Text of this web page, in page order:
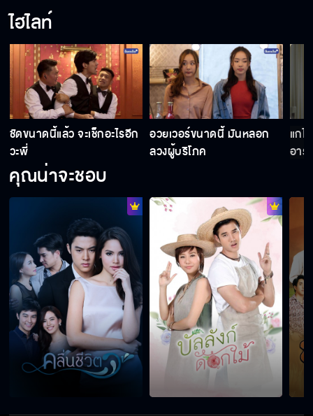
ไฮไลท์
ชัดขนาดนี้แล้ว จะเช็กอะไรอีก
วะพี่
อวยเวอร์ขนาดนี้ มันหลอก
ลวงผู้บริโภค
แก
อา
คุณน่าจะชอบ